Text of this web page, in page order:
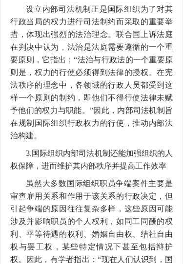
设立内部司法机制正是国际组织为了对其
行政当局的权力进行司法制约而采取的重要举
措，体现出强烈的法治理念。联合国上诉法庭
在判决中认为，法治是法庭需要遵循的一个重
要原则，它指出：“法治与行政法的一个重要原
则是，权力的行使必须得到法律的授权。在宪
法秩序的理念中，各领域的行政人员都受到这
样一个原则的制约，即他们不得行使法律未赋
予他们的权力与职能。 ”因此，内部司法机制旨
在规制国际组织行政权力的行使，推动内部法
治构建。
3.国际组织内部司法机制还能加强组织的人
权保障，进而维护其内部秩序并提高工作效率
虽然大多数国际组织职员争端案件主要是
审查雇用关系和作用于该关系的行政决定，但
引起争端的原因往往复杂多样，这些原因可能
涉及并影响职员的个人权利，如同工同酬的权
利、平等待遇的权利、婚姻自由权、结社自由
权与罢工权，某些特定情况下甚至包括辩护
权。因此，有学者指出：“现在人们认识到，国